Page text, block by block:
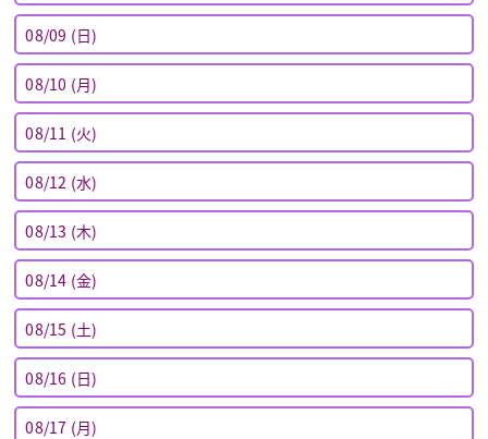
08/09 (日)
08/10 (月)
08/11 (火)
08/12 (水)
08/13 (木)
08/14 (金)
08/15 (土)
08/16 (日)
08/17 (月)